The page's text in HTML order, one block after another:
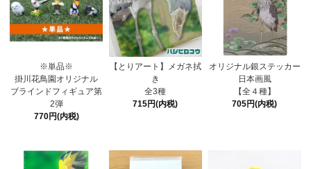
※単品※
掛川花鳥園オリジナル
ブラインドフィギュア第
2弾
770円(内税)
【とりアート】メガネ拭
き
全3種
715円(内税)
オリジナル銀ステッカー
日本画風
【全４種】
705円(内税)